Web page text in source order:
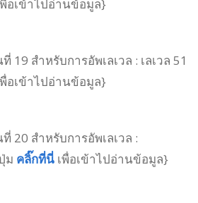
พื่อเข้าไปอ่านข้อมูล}
19 สำหรับการอัพเลเวล : เลเวล 51
พื่อเข้าไปอ่านข้อมูล}
20 สำหรับการอัพเลเวล :
ม คลิ๊กที่นี่ เพื่อเข้าไปอ่านข้อมูล}